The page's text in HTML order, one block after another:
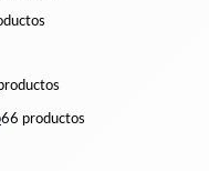
66 productos